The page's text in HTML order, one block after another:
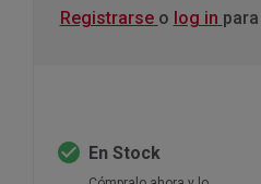
Registrarse o log in
check_circle En Stock